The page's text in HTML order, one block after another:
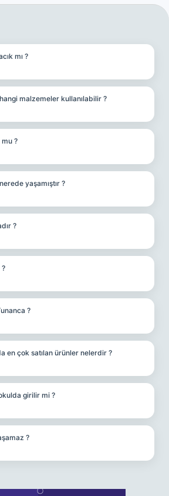
mı ?
malzemeler kullanılabilir ?
?
yaşamıştır ?
?
?
en çok satılan ürünler nelerdir ?
girilir mi ?
?